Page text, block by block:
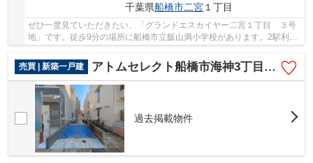
千葉県船橋市二宮 １丁目
ぜひ一度見ていただきたい、「グランドエスカイヤー二宮１丁目 ３号
地」です。徒歩9分の場所に船橋市立飯山満小学校があります。2駅利用
できる場所にあるので利便性が高いです。お客...
売買 | 新築一戸建
アトムセレクト船橋市海神3丁目V 1号棟
過去掲載物件